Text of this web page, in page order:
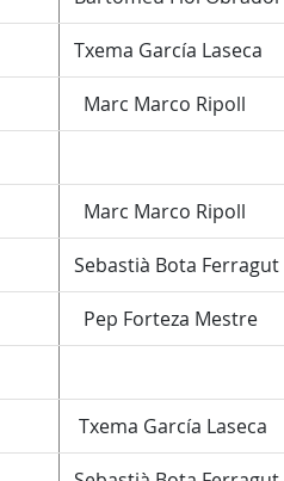
Txema García Laseca
Marc Marco Ripoll
Marc Marco Ripoll
Sebastià Bota Ferragut
Pep Forteza Mestre
Txema García Laseca